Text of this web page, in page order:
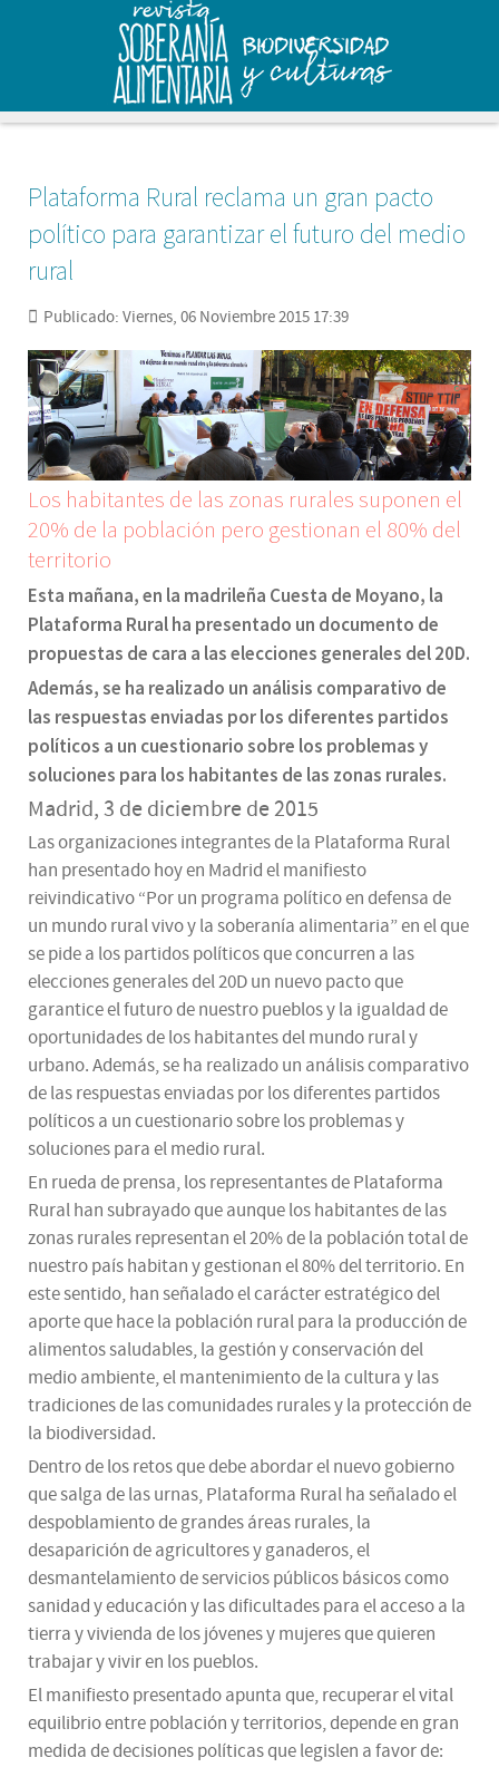
Plataforma Rural reclama un gran pacto
político para garantizar el futuro del medio
rural
Publicado: Viernes, 06 Noviembre 2015 17:39
Los habitantes de las zonas rurales suponen el
20% de la población pero gestionan el 80% del
territorio
Esta mañana, en la madrileña Cuesta de Moyano, la
Plataforma Rural ha presentado un documento de
propuestas de cara a las elecciones generales del 20D.
Además, se ha realizado un análisis comparativo de
las respuestas enviadas por los diferentes partidos
políticos a un cuestionario sobre los problemas y
soluciones para los habitantes de las zonas rurales.
Madrid, 3 de diciembre de 2015
Las organizaciones integrantes de la Plataforma Rural
han presentado hoy en Madrid el manifiesto
reivindicativo “Por un programa político en defensa de
un mundo rural vivo y la soberanía alimentaria” en el que
se pide a los partidos políticos que concurren a las
elecciones generales del 20D un nuevo pacto que
garantice el futuro de nuestro pueblos y la igualdad de
oportunidades de los habitantes del mundo rural y
urbano. Además, se ha realizado un análisis comparativo
de las respuestas enviadas por los diferentes partidos
políticos a un cuestionario sobre los problemas y
soluciones para el medio rural.
En rueda de prensa, los representantes de Plataforma
Rural han subrayado que aunque los habitantes de las
zonas rurales representan el 20% de la población total de
nuestro país habitan y gestionan el 80% del territorio. En
este sentido, han señalado el carácter estratégico del
aporte que hace la población rural para la producción de
alimentos saludables, la gestión y conservación del
medio ambiente, el mantenimiento de la cultura y las
tradiciones de las comunidades rurales y la protección de
la biodiversidad.
Dentro de los retos que debe abordar el nuevo gobierno
que salga de las urnas, Plataforma Rural ha señalado el
despoblamiento de grandes áreas rurales, la
desaparición de agricultores y ganaderos, el
desmantelamiento de servicios públicos básicos como
sanidad y educación y las dificultades para el acceso a la
tierra y vivienda de los jóvenes y mujeres que quieren
trabajar y vivir en los pueblos.
El manifiesto presentado apunta que, recuperar el vital
equilibrio entre población y territorios, depende en gran
medida de decisiones políticas que legislen a favor de: